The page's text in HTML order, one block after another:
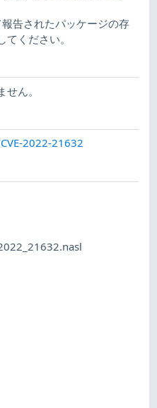
告されたパッケージの存
ください。
ん。
2022-21632